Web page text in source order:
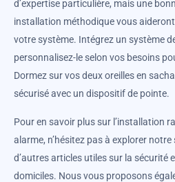
d’expertise particulière, mais une
installation méthodique vous
votre système. Intégrez un système
personnalisez-le selon vos besoins
Dormez sur vos deux oreilles en
sécurisé avec un dispositif de pointe.
Pour en savoir plus sur l’installation
alarme, n’hésitez pas à explorer
d’autres articles utiles sur la sécurité
domiciles. Nous vous proposons